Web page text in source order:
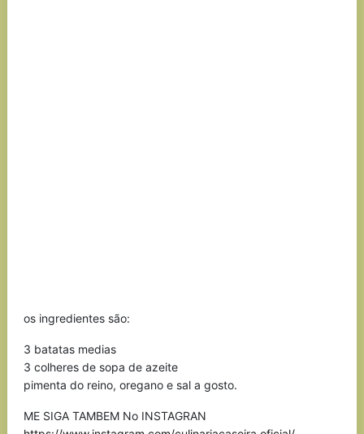
os ingredientes são:
3 batatas medias
3 colheres de sopa de azeite
pimenta do reino, oregano e sal a gosto.
ME SIGA TAMBEM No INSTAGRAN